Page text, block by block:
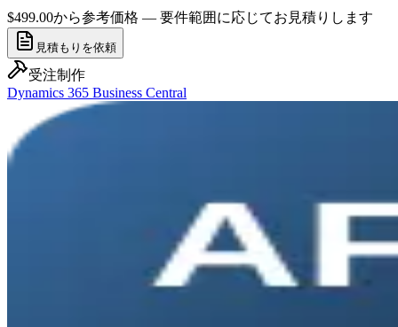
$499.00から参考価格 — 要件範囲に応じてお見積りします
見積もりを依頼
受注制作
Dynamics 365 Business Central